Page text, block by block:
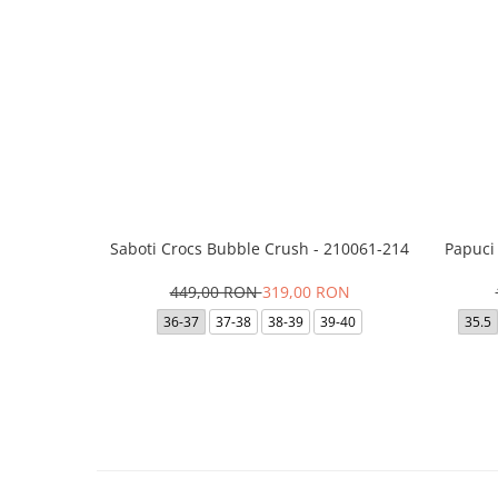
Saboti Crocs Bubble Crush - 210061-214
449,00 RON319,00 RON
36-37 37-38 38-39 39-40 35.5